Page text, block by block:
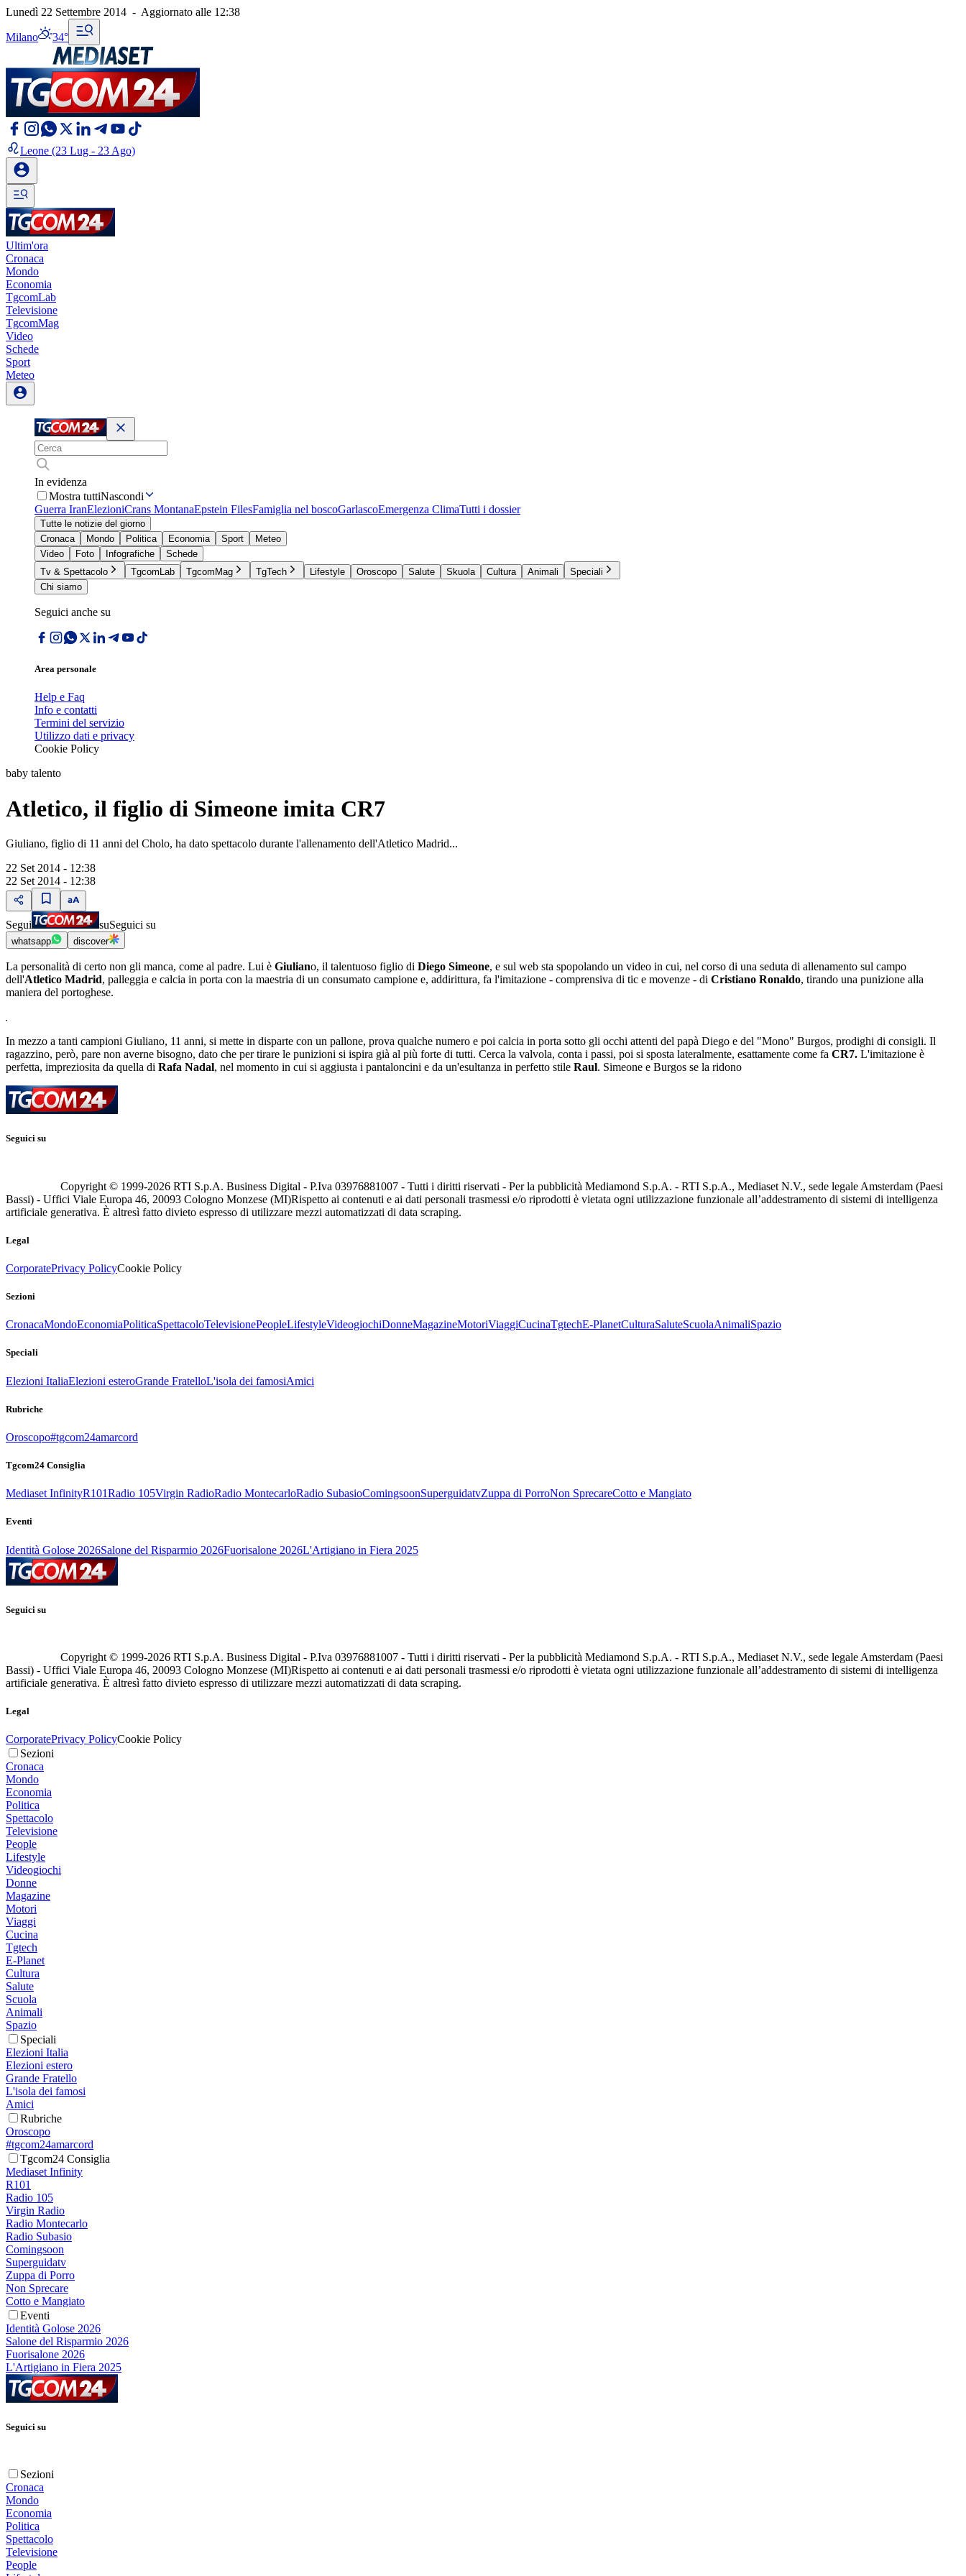
Lunedì 22 Settembre 2014 - Aggiornato alle 12:38
Milano 34°
Leone (23 Lug - 23 Ago)
Ultim'ora
Cronaca
Mondo
Economia
TgcomLab
Televisione
TgcomMag
Video
Schede
Sport
Meteo
In evidenza
Mostra tuttiNascondi
Guerra IranElezioniCrans MontanaEpstein FilesFamiglia nel boscoGarlascoEmergenza ClimaTutti i dossier
Tutte le notizie del giorno
Cronaca
Mondo Politica Economia Sport
Meteo
Video
Foto Infografiche
Schede
Tv & Spettacolo
TgcomLab TgcomMag TgTech Lifestyle Oroscopo Salute Skuola Cultura Animali
Speciali
Chi siamo
Seguici anche su
Area personale
Help e Faq
Info e contatti
Termini del servizio
Utilizzo dati e privacy
Cookie Policy
baby talento
Atletico, il figlio di Simeone imita CR7
Giuliano, figlio di 11 anni del Cholo, ha dato spettacolo durante l'allenamento dell'Atletico Madrid...
22 Set 2014 - 12:38
22 Set 2014 - 12:38
Segui suSeguici su
whatsapp discover
La personalità di certo non gli manca, come al padre. Lui è Giuliano, il talentuoso figlio di Diego Simeone, e sul web sta spopolando un video in cui, nel corso di una seduta di allenamento sul campo
dell'Atletico Madrid, palleggia e calcia in porta con la maestria di un consumato campione e, addirittura, fa l'imitazione - comprensiva di tic e movenze - di Cristiano Ronaldo, tirando una punizione alla
maniera del portoghese.
In mezzo a tanti campioni Giuliano, 11 anni, si mette in disparte con un pallone, prova qualche numero e poi calcia in porta sotto gli occhi attenti del papà Diego e del "Mono" Burgos, prodighi di consigli. Il
ragazzino, però, pare non averne bisogno, dato che per tirare le punizioni si ispira già al più forte di tutti. Cerca la valvola, conta i passi, poi si sposta lateralmente, esattamente come fa CR7. L'imitazione è
perfetta, impreziosita da quella di Rafa Nadal, nel momento in cui si aggiusta i pantaloncini e da un'esultanza in perfetto stile Raul. Simeone e Burgos se la ridono
Seguici su
Copyright © 1999-2026 RTI S.p.A. Business Digital - P.Iva 03976881007 - Tutti i diritti riservati - Per la pubblicità Mediamond S.p.A. - RTI S.p.A., Mediaset N.V., sede legale Amsterdam (Paesi
Bassi) - Uffici Viale Europa 46, 20093 Cologno Monzese (MI)Rispetto ai contenuti e ai dati personali trasmessi e/o riprodotti è vietata ogni utilizzazione funzionale all’addestramento di sistemi di intelligenza
artificiale generativa. È altresì fatto divieto espresso di utilizzare mezzi automatizzati di data scraping.
Legal
CorporatePrivacy PolicyCookie Policy
Sezioni
CronacaMondoEconomiaPoliticaSpettacoloTelevisionePeopleLifestyleVideogiochiDonneMagazineMotoriViaggiCucinaTgtechE-PlanetCulturaSaluteScuolaAnimaliSpazio
Speciali
Elezioni ItaliaElezioni esteroGrande FratelloL'isola dei famosiAmici
Rubriche
Oroscopo#tgcom24amarcord
Tgcom24 Consiglia
Mediaset InfinityR101Radio 105Virgin RadioRadio MontecarloRadio SubasioComingsoonSuperguidatvZuppa di PorroNon SprecareCotto e Mangiato
Eventi
Identità Golose 2026Salone del Risparmio 2026Fuorisalone 2026L'Artigiano in Fiera 2025
Seguici su
Copyright © 1999-2026 RTI S.p.A. Business Digital - P.Iva 03976881007 - Tutti i diritti riservati - Per la pubblicità Mediamond S.p.A. - RTI S.p.A., Mediaset N.V., sede legale Amsterdam (Paesi
Bassi) - Uffici Viale Europa 46, 20093 Cologno Monzese (MI)Rispetto ai contenuti e ai dati personali trasmessi e/o riprodotti è vietata ogni utilizzazione funzionale all’addestramento di sistemi di intelligenza
artificiale generativa. È altresì fatto divieto espresso di utilizzare mezzi automatizzati di data scraping.
Legal
CorporatePrivacy PolicyCookie Policy
Sezioni
Cronaca
Mondo
Economia
Politica
Spettacolo
Televisione
People
Lifestyle
Videogiochi
Donne
Magazine
Motori
Viaggi
Cucina
Tgtech
E-Planet
Cultura
Salute
Scuola
Animali
Spazio
Speciali
Elezioni Italia
Elezioni estero
Grande Fratello
L'isola dei famosi
Amici
Rubriche
Oroscopo
#tgcom24amarcord
Tgcom24 Consiglia
Mediaset Infinity
R101
Radio 105
Virgin Radio
Radio Montecarlo
Radio Subasio
Comingsoon
Superguidatv
Zuppa di Porro
Non Sprecare
Cotto e Mangiato
Eventi
Identità Golose 2026
Salone del Risparmio 2026
Fuorisalone 2026
L'Artigiano in Fiera 2025
Seguici su
Sezioni
Cronaca
Mondo
Economia
Politica
Spettacolo
Televisione
People